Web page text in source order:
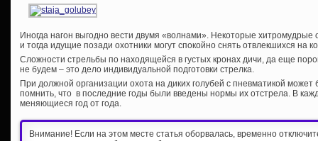
Иногда нагон выгодно вести двумя «волнами». Некоторые хитромудрые
и тогда идущие позади охотники могут спокойно снять отвлекшихся на
Сложности стрельбы по находящейся в густых кронах дичи, да еще
не будем – это дело индивидуальной подготовки стрелка.
При должной организации охота на диких голубей с пневматикой
помнить, что в последние годы были введены нормы их отстрела. В
меняющиеся год от года.
Внимание! Если на этом месте статья оборвалась, временно